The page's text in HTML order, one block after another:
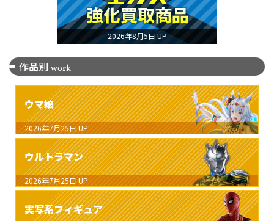
2026年8月5日 UP
作品別 work
ウマ娘
2026年7月25日 UP
ウルトラマン
2026年7月25日 UP
実写系フィギュア